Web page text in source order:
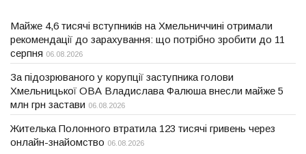
Майже 4,6 тисячі вступників на Хмельниччині отримали
рекомендації до зарахування: що потрібно зробити до 11
серпня 06.08.2026
За підозрюваного у корупції заступника голови
Хмельницької ОВА Владислава Фалюша внесли майже 5
млн грн застави 06.08.2026
Жителька Полонного втратила 123 тисячі гривень через
онлайн-знайомство 06.08.2026